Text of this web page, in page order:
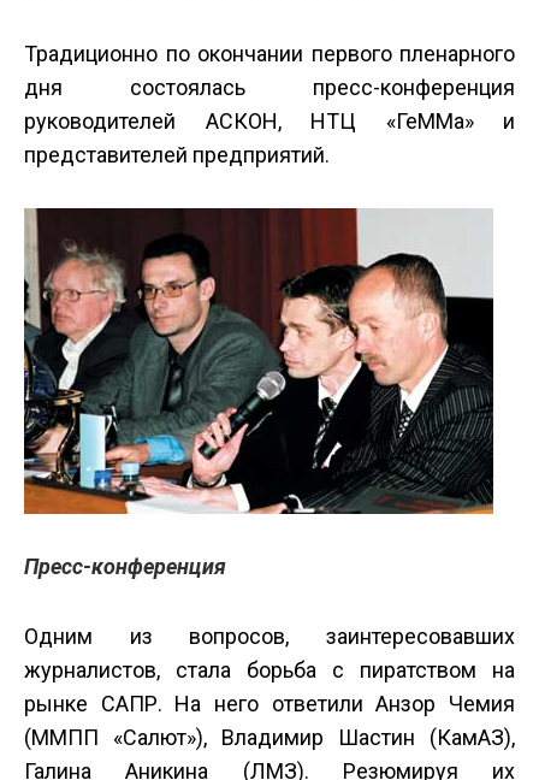
Традиционно по окончании первого пленарного
дня состоялась пресс-конференция
руководителей АСКОН, НТЦ «ГеММа» и
представителей предприятий.
Пресс-конференция
Одним из вопросов, заинтересовавших
журналистов, стала борьба с пиратством на
рынке САПР. На него ответили Анзор Чемия
(ММПП «Салют»), Владимир Шастин (КамАЗ),
Галина Аникина (ЛМЗ). Резюмируя их